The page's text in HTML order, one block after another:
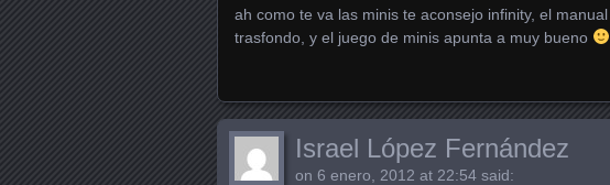
ah como te va las minis te aconsejo infinity, el
trasfondo, y el juego de minis apunta a muy bueno
Israel López Fernández
on 6 enero, 2012 at 22:54 said: